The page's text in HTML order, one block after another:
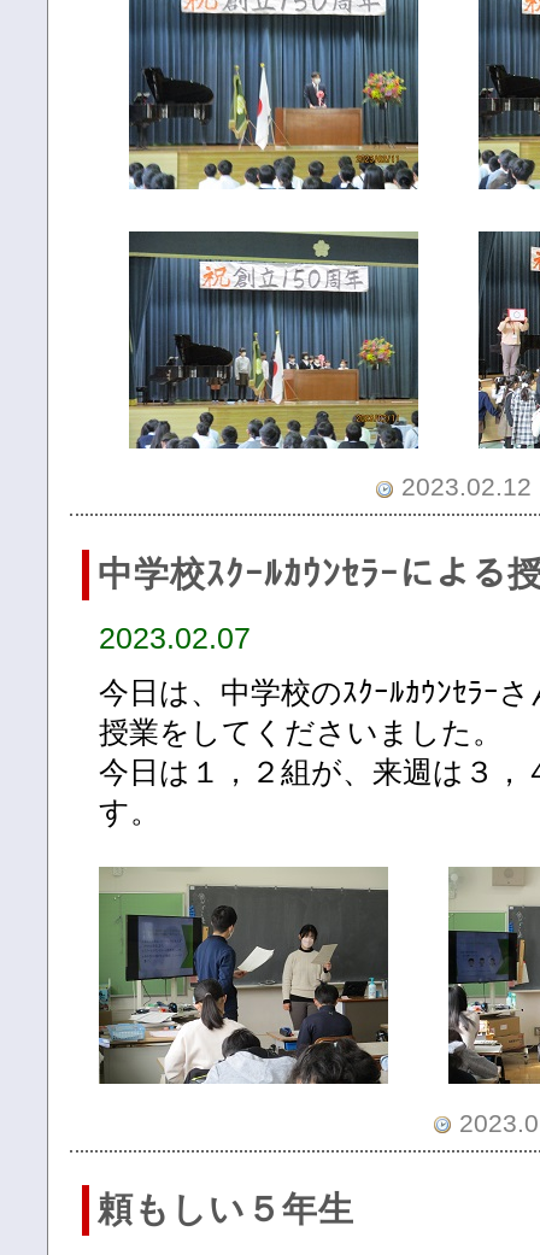
中学校ｽｸｰﾙｶｳﾝｾﾗｰによる
2023.02.07
今日は、中学校のｽｸｰﾙｶｳﾝｾﾗｰ
授業をしてくださいました。
今日は１，２組が、来週は３，
す。
頼もしい５年生